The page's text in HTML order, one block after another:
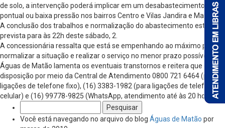
de solo, a intervenção poderá implicar em um desabastecimento
pontual ou baixa pressão nos bairros Centro e Vilas Jandira e Mariani.
A conclusão dos trabalhos e normalização do abastecimento está
prevista para às 22h deste sábado, 2.
A concessionária ressalta que está se empenhando ao máximo para
normalizar a situação e realizar o serviço no menor prazo possível. A
Águas de Matão lamenta os eventuais transtornos e reitera que está à
disposição por meio da Central de Atendimento 0800 721 6464 (para
ligações de telefone fixo), (16) 3383-1982 (para ligações de telefone
celular) e (16) 99778-9825 (WhatsApp, atendimento até às 20 horas).
por:
Você está navegando no arquivo do blog Águas de Matão por